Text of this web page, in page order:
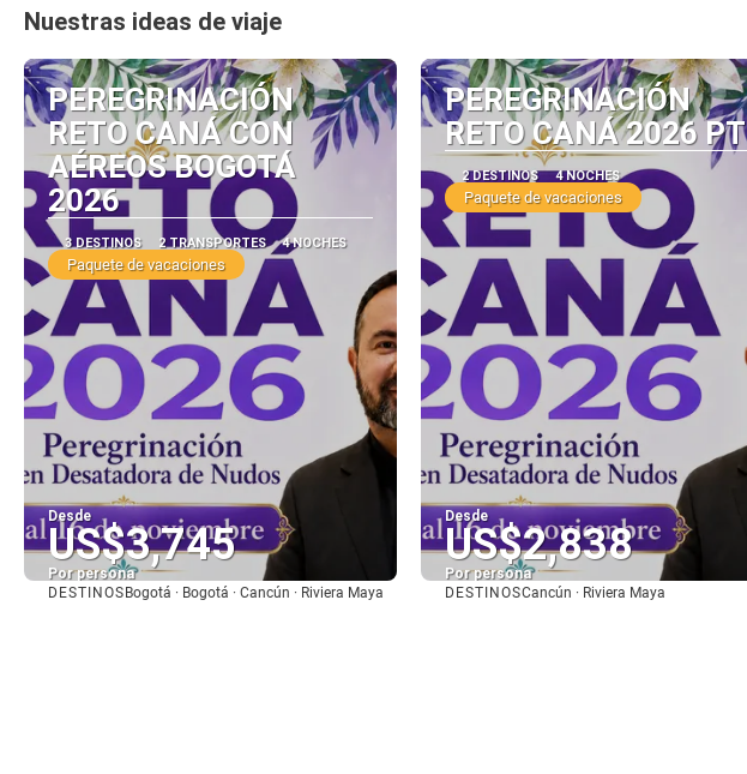
Nuestras ideas de viaje
PEREGRINACIÓN
RETO CANÁ CON
AÉREOS BOGOTÁ
2026
3 DESTINOS 2 TRANSPORTES 4 NOCHES
Paquete de vacaciones
Desde
US$3,745
Por persona
Ver
DESTINOS Bogotá · Bogotá · Cancún · Riviera Maya
PEREGRINACIÓN
RETO CANÁ 2026 PT
2 DESTINOS 4 NOCHES
Paquete de vacaciones
Desde
US$2,838
Por persona
DESTINOSCancún · Riviera Maya